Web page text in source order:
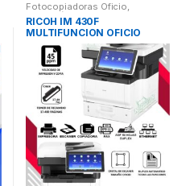
Fotocopiadoras Oficio,
Impresión
RICOH IM 430F
MULTIFUNCION OFICIO
LASER NEGRO